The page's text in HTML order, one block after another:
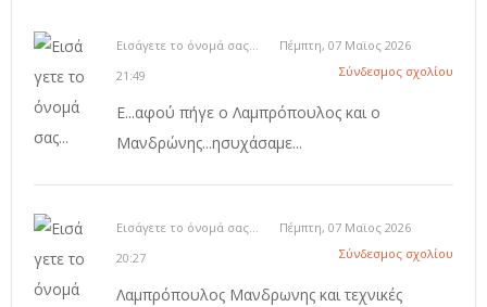
Εισάγετε το όνομά σας...
Πέμπτη, 07 Μαϊος 2026
21:49
Σύνδεσμος σχολίου
Ε...αφού πήγε ο Λαμπρόπουλος και ο
Μανδρώνης...ησυχάσαμε...
Εισάγετε το όνομά σας...
Πέμπτη, 07 Μαϊος 2026
20:27
Σύνδεσμος σχολίου
Λαμπρόπουλος Μανδρωνης και τεχνικές